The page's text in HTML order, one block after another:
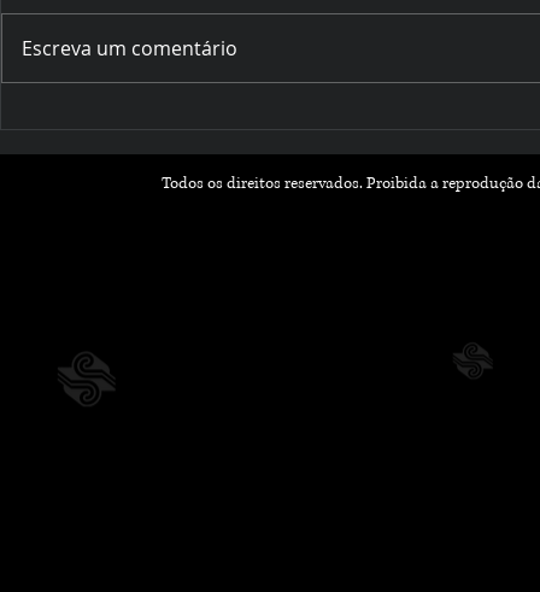
Leves e Apaixonantes
para a Nova Estação
Inspiram
Escreva um comentário
Todos os direitos reservados. Proibida a reprodução